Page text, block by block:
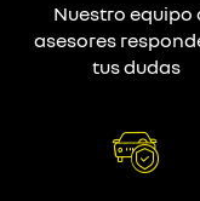
Nuestro equipo
asesores
tus dudas